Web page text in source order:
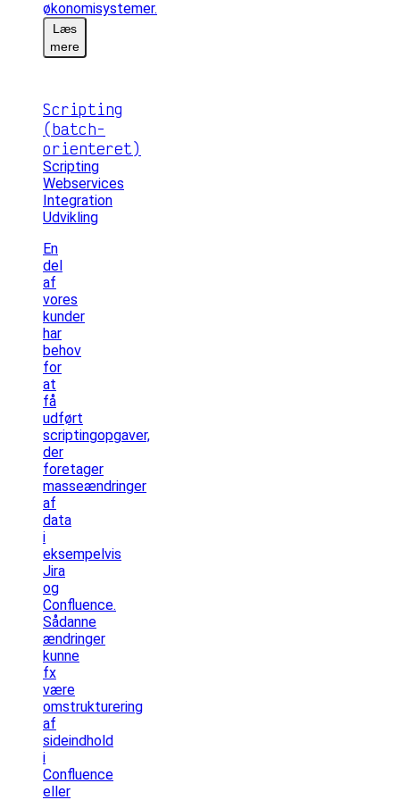
økonomisystemer.
Læs
mere
Scripting
(batch-
orienteret)
Scripting
Webservices
Integration
Udvikling
En
del
af
vores
kunder
har
behov
for
at
få
udført
scriptingopgaver,
der
foretager
masseændringer
af
data
i
eksempelvis
Jira
og
Confluence.
Sådanne
ændringer
kunne
fx
være
omstrukturering
af
sideindhold
i
Confluence
eller